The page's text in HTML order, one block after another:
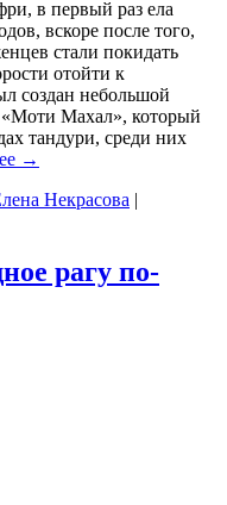
в первый раз ела
вскоре после того,
стали покидать
отойти к
создан небольшой
«Моти Махал», который
тандури, среди них
→
Некрасова |
рагу по-